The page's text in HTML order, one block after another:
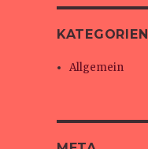
KATEGORIEN
Allgemein